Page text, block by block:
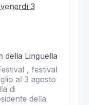
venerdì 3
della Linguella
, festival
al 3 agosto
di
della